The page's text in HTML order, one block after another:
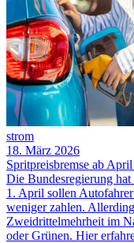
strom
18. März 2026
Spritpreisbremse ab
Die Bundesregierung
1. April sollen
weniger zahlen.
Zweidrittelmehrheit im
oder Grünen. Hier